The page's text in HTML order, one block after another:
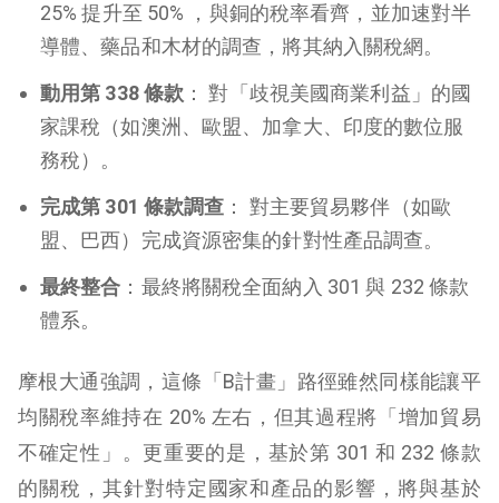
25% 提升至 50% ，與銅的稅率看齊，並加速對半
導體、藥品和木材的調查，將其納入關稅網。
動用第 338 條款 ： 對「歧視美國商業利益」的國
家課稅（如澳洲、歐盟、加拿大、印度的數位服
務稅）。
完成第 301 條款調查 ： 對主要貿易夥伴（如歐
盟、巴西）完成資源密集的針對性產品調查。
最終整合 ：最終將關稅全面納入 301 與 232 條款
體系。
摩根大通強調，這條「B計畫」路徑雖然同樣能讓平
均關稅率維持在 20% 左右，但其過程將「增加貿易
不確定性」。更重要的是，基於第 301 和 232 條款
的關稅，其針對特定國家和產品的影響，將與基於